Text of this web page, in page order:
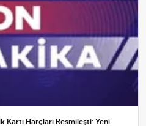
Harçları Resmileşti: Yeni